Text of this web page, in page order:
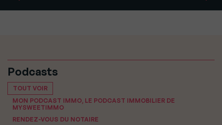
Podcasts
TOUT VOIR
MON PODCAST IMMO, LE PODCAST IMMOBILIER DE
MYSWEETIMMO
RENDEZ-VOUS DU NOTAIRE